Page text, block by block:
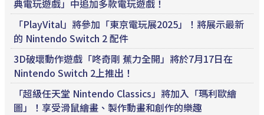
典電玩遊戲」中追加多款電玩遊戲！
「PlayVital」將參加「東京電玩展2025」！將展示最新
的 Nintendo Switch 2 配件
3D破壞動作遊戲「咚奇剛 蕉力全開」將於7月17日在
Nintendo Switch 2上推出！
「超級任天堂 Nintendo Classics」將加入「瑪利歐繪
圖」！享受滑鼠繪畫、製作動畫和創作的樂趣